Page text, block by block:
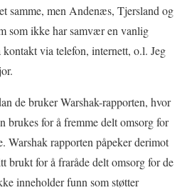
samme, men Andenæs, Tjersland og
som ikke har samvær en vanlig
via telefon, internett, o.l. Jeg
de bruker Warshak-rapporten, hvor
brukes for å fremme delt omsorg for
Warshak rapporten påpeker derimot
brukt for å fraråde delt omsorg for de
inneholder funn som støtter